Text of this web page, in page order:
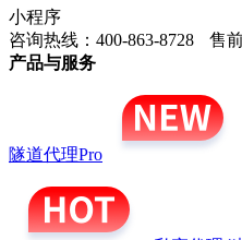
小程序
咨询热线：400-863-8728
售
产品与服务
隧道代理Pro